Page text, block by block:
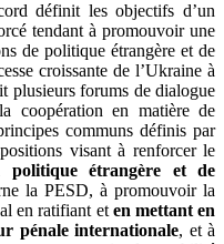
définit les objectifs d’un
tendant à promouvoir une
de politique étrangère et de
croissante de l’Ukraine à
plusieurs forums de dialogue
coopération en matière de
communs définis par
visant à renforcer le
étrangère et de
la PESD, à promouvoir la
en ratifiant et en mettant en
pénale internationale, et à